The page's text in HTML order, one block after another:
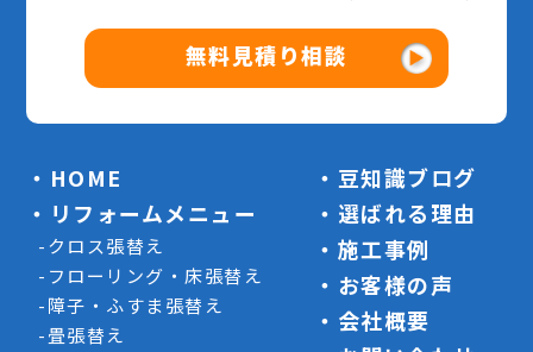
無料見積り相談
HOME
リフォームメニュー
クロス張替え
フローリング・床張替え
障子・ふすま張替え
畳張替え
豆知識ブログ
選ばれる理由
施工事例
お客様の声
会社概要